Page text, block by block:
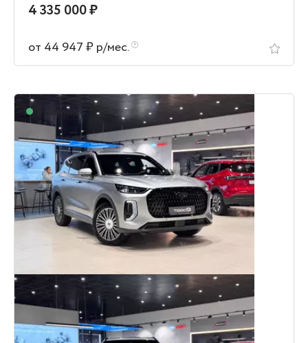
4 335 000 ₽
от 44 947 ₽ р/мес.
В наличии